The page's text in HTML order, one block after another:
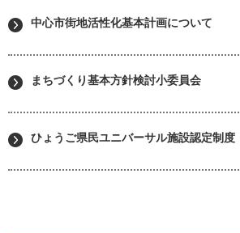
中心市街地活性化基本計画について
まちづくり基本方針検討小委員会
ひょうご県民ユニバーサル施設認定制度